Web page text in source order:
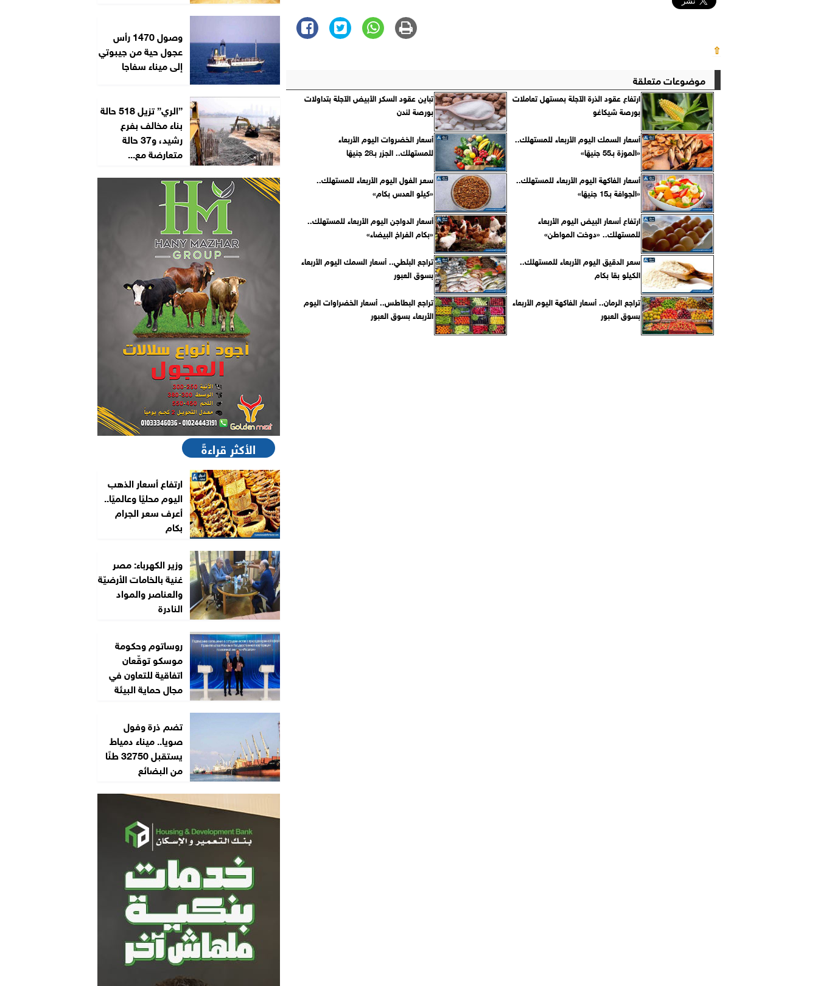
⇧
موضوعات متعلقة
ارتفاع عقود الذرة الآجلة بمستهل تعاملات
بورصة شيكاغو
تباين عقود السكر الأبيض الآجلة بتداولات
بورصة لندن
أسعار السمك اليوم الأربعاء للمستهلك..
«الموزة بـ55 جنيهًا»
أسعار الخضروات اليوم الأربعاء
للمستهلك.. الجزر بـ28 جنيهًا
أسعار الفاكهة اليوم الأربعاء للمستهلك..
«الجوافة بـ15 جنيهًا»
سعر الفول اليوم الأربعاء للمستهلك..
«كيلو العدس بكام»
ارتفاع أسعار البيض اليوم الأربعاء
للمستهلك.. «دوخت المواطن»
أسعار الدواجن اليوم الأربعاء للمستهلك..
«بكام الفراخ البيضاء»
سعر الدقيق اليوم الأربعاء للمستهلك..
الكيلو بقا بكام
تراجع البلطي.. أسعار السمك اليوم الأربعاء
بسوق العبور
تراجع الرمان.. أسعار الفاكهة اليوم الأربعاء
بسوق العبور
تراجع البطاطس.. أسعار الخضراوات اليوم
الأربعاء بسوق العبور
وصول 1470 رأس
عجول حية من جيبوتي
إلى ميناء سفاجا
”الري” تزيل 518 حالة
بناء مخالف بفرع
رشيد، و37 حالة
متعارضة مع...
الأكثر قراءةً
ارتفاع أسعار الذهب
اليوم محليًا وعالميًا..
أعرف سعر الجرام
بكام
وزير الكهرباء: مصر
غنية بالخامات الأرضيّة
والعناصر والمواد
النادرة
روساتوم وحكومة
موسكو توقّعان
اتفاقية للتعاون في
مجال حماية البيئة
تضم ذرة وفول
صويا.. ميناء دمياط
يستقبل 32750 طنًا
من البضائع